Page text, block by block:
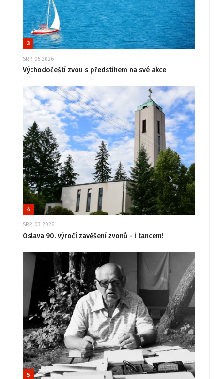
3
SRP, 05 2026
Východočeští zvou s předstihem na své akce
4
SRP, 03 2026
Oslava 90. výročí zavěšení zvonů - i tancem!
5